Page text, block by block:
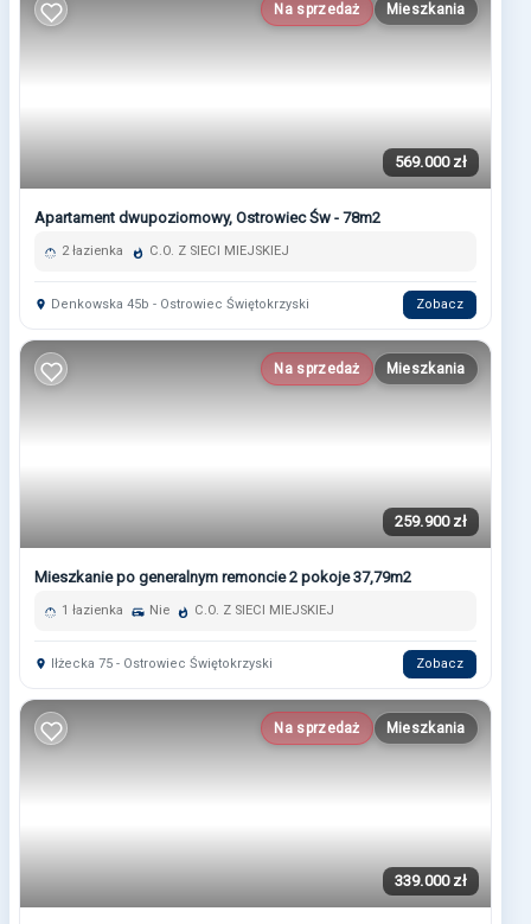
Na sprzedaż Mieszkania
569.000 zł
Apartament dwupoziomowy, Ostrowiec Św - 78m2
2 łazienka C.O. Z SIECI MIEJSKIEJ
Denkowska 45b - Ostrowiec Świętokrzyski Zobacz
Na sprzedaż Mieszkania
259.900 zł
Mieszkanie po generalnym remoncie 2 pokoje 37,79m2
1 łazienka Nie C.O. Z SIECI MIEJSKIEJ
Iłżecka 75 - Ostrowiec Świętokrzyski Zobacz
Na sprzedaż Mieszkania
339.000 zł